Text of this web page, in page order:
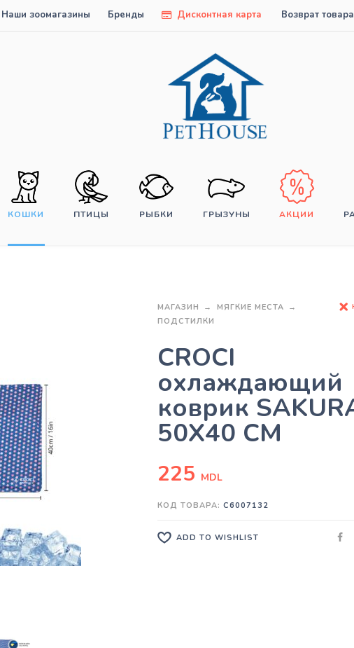
Наши зоомагазины Бренды Дисконтная карта Возврат товара
КОШКИ ПТИЦЫ РЫБКИ ГРЫЗУНЫ АКЦИИ
МАГАЗИН
МЯГКИЕ МЕСТА
ПОДСТИЛКИ
CROCI
охлаждающий
коврик
50X40 CM
225 MDL
КОД ТОВАРА: C6007132
ADD TO WISHLIST